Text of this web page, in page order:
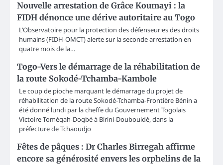
Nouvelle arrestation de Grâce Koumayi : la
FIDH dénonce une dérive autoritaire au Togo
L’Observatoire pour la protection des défenseur·es des droits
humains (FIDH-OMCT) alerte sur la seconde arrestation en
quatre mois de la…
Togo-Vers le démarrage de la réhabilitation de
la route Sokodé-Tchamba-Kambole
Le coup de pioche marquant le démarrage du projet de
réhabilitation de la route Sokodé-Tchamba-Frontière Bénin a
été donné lundi par la cheffe du Gouvernement Togolais
Victoire Tomégah-Dogbé à Birini-Doubouidè, dans la
préfecture de Tchaoudjo
Fêtes de pâques : Dr Charles Birregah affirme
encore sa générosité envers les orphelins de la